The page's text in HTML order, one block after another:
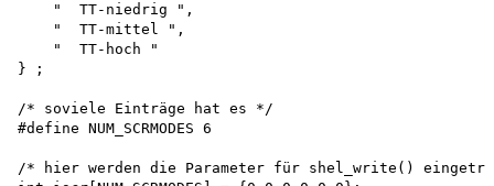
    "  TT-niedrig ",
    "  TT-mittel ",
    "  TT-hoch "
} ;
/* soviele Einträge hat es */
#define NUM_SCRMODES 6
/* hier werden die Parameter für shel_write()